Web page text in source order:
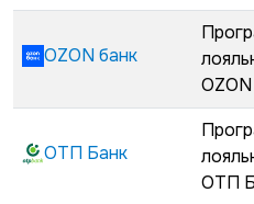
OZON банк
ОТП Банк
ОТП